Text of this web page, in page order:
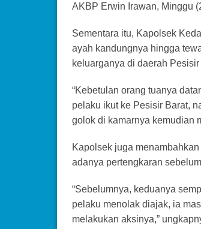
AKBP Erwin Irawan, Minggu
Sementara itu, Kapolsek
ayah kandungnya hingga
keluarganya di daerah Pesisir
“Kebetulan orang tuanya
pelaku ikut ke Pesisir Barat,
golok di kamarnya kemudian
Kapolsek juga
adanya pertengkaran
“Sebelumnya, keduanya
pelaku menolak diajak, ia
melakukan aksinya,”